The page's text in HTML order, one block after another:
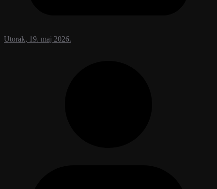
Utorak, 19. maj 2026.